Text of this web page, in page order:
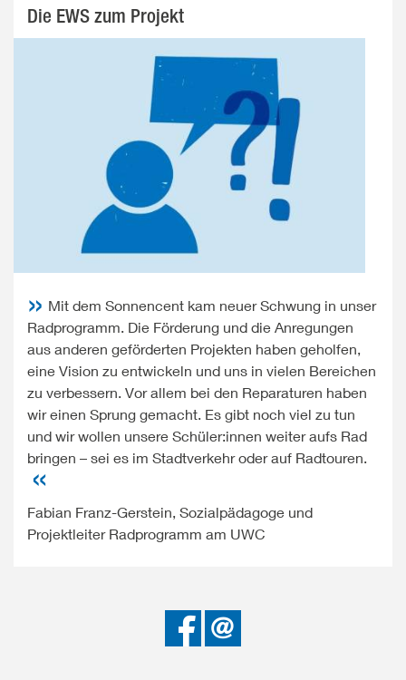
Die EWS zum Projekt
Mit dem Sonnencent kam neuer Schwung in unser
Radprogramm. Die Förderung und die Anregungen
aus anderen geförderten Projekten haben geholfen,
eine Vision zu entwickeln und uns in vielen Bereichen
zu verbessern. Vor allem bei den Reparaturen haben
wir einen Sprung gemacht. Es gibt noch viel zu tun
und wir wollen unsere Schüler:innen weiter aufs Rad
bringen – sei es im Stadtverkehr oder auf Radtouren.
Fabian Franz-Gerstein, Sozialpädagoge und
Projektleiter Radprogramm am UWC
Bei
Facebook